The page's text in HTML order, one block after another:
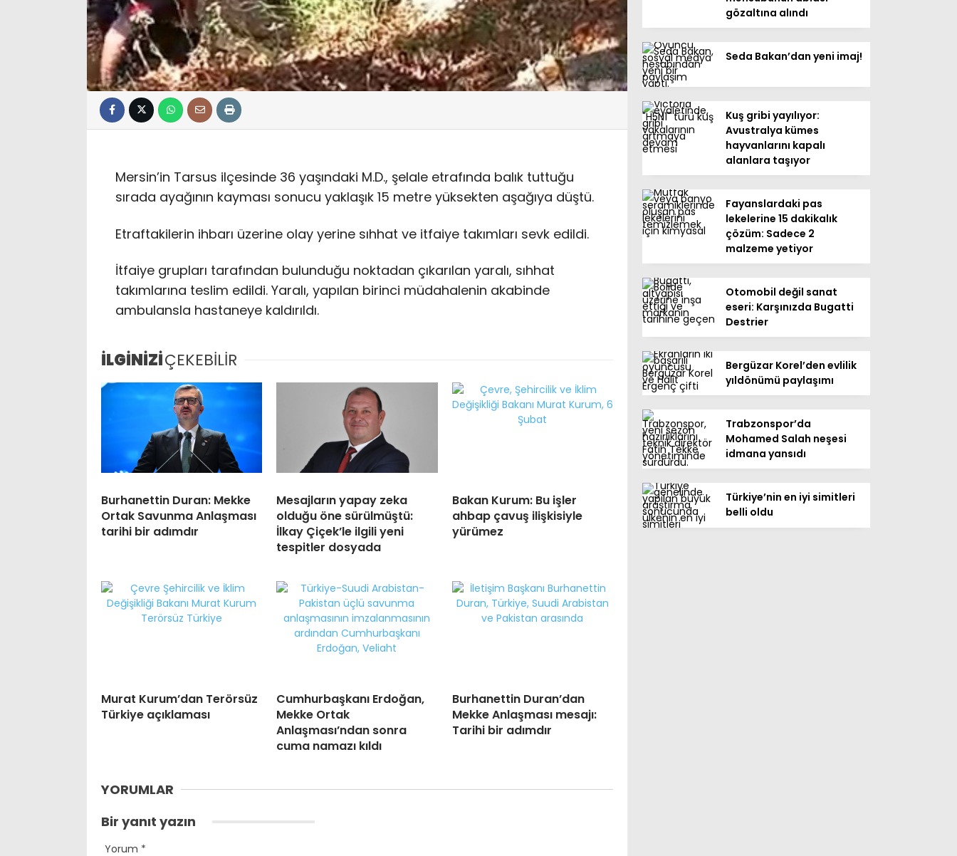
Mersin’in Tarsus ilçesinde 36 yaşındaki M.D., şelale etrafında balık tuttuğu
sırada ayağının kayması sonucu yaklaşık 15 metre yüksekten aşağıya düştü.
Etraftakilerin ihbarı üzerine olay yerine sıhhat ve itfaiye takımları sevk edildi.
İtfaiye grupları tarafından bulunduğu noktadan çıkarılan yaralı, sıhhat
takımlarına teslim edildi. Yaralı, yapılan birinci müdahalenin akabinde
ambulansla hastaneye kaldırıldı.
İLGİNİZİÇEKEBİLİR
Burhanettin Duran: Mekke
Ortak Savunma Anlaşması
tarihi bir adımdır
Mesajların yapay zeka
olduğu öne sürülmüştü:
İlkay Çiçek’le ilgili yeni
tespitler dosyada
Bakan Kurum: Bu işler
ahbap çavuş ilişkisiyle
yürümez
Murat Kurum’dan Terörsüz
Türkiye açıklaması
Cumhurbaşkanı Erdoğan,
Mekke Ortak
Anlaşması’ndan sonra
cuma namazı kıldı
Burhanettin Duran’dan
Mekke Anlaşması mesajı:
Tarihi bir adımdır
YORUMLAR
Bir yanıt yazın
Yorum *
gözaltına alındı
Seda Bakan’dan yeni imaj!
Kuş gribi yayılıyor:
Avustralya kümes
hayvanlarını kapalı
alanlara taşıyor
Fayanslardaki pas
lekelerine 15 dakikalık
çözüm: Sadece 2
malzeme yetiyor
Otomobil değil sanat
eseri: Karşınızda Bugatti
Destrier
Bergüzar Korel’den evlilik
yıldönümü paylaşımı
Trabzonspor’da
Mohamed Salah neşesi
idmana yansıdı
Türkiye’nin en iyi simitleri
belli oldu